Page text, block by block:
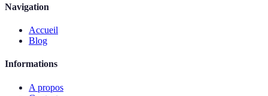
Navigation
Accueil
Blog
Informations
A propos